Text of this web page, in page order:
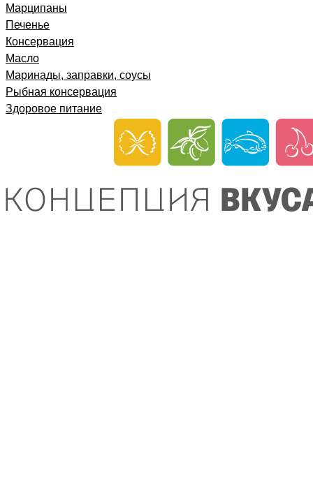
Марципаны
Печенье
Консервация
Масло
Маринады, заправки, соусы
Рыбная консервация
Здоровое питание